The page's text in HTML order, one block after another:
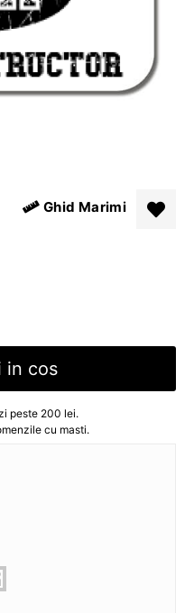
Ghid Marimi
in cos
peste 200 lei.
cu masti.